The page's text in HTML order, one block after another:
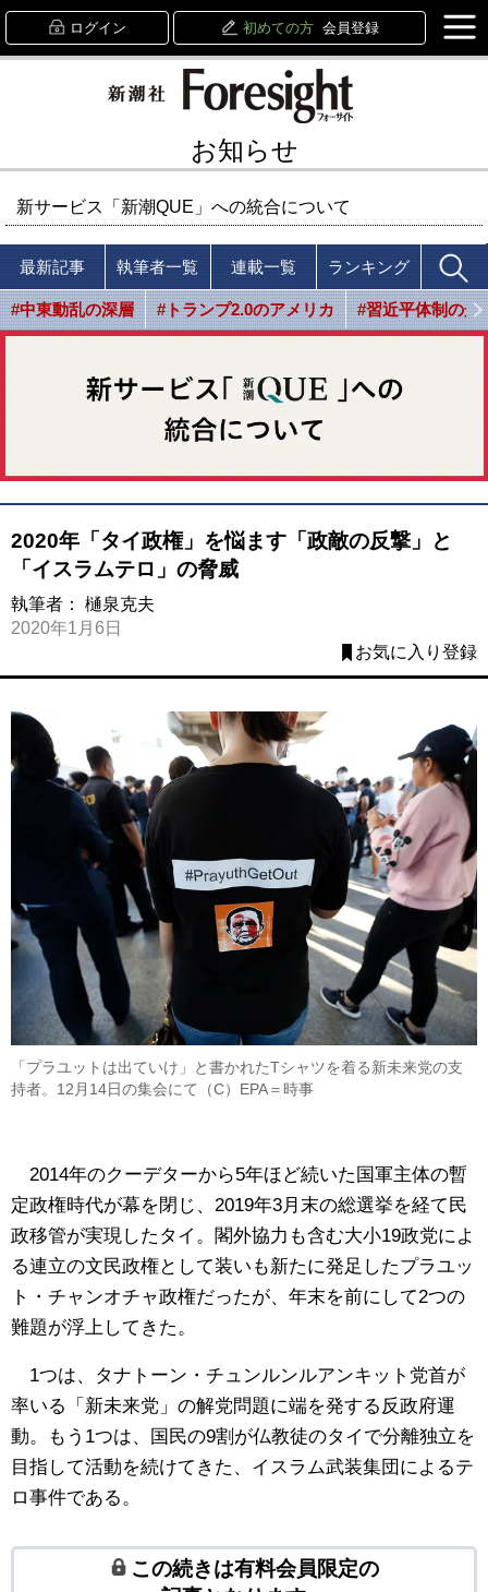
ログイン 初めての方 会員登録
お知らせ
新サービス「新潮QUE」への統合について
最新記事 執筆者一覧 連載一覧 ランキング
#中東動乱の深層 #トランプ2.0のアメリカ #習近平体制の光
2020年「タイ政権」を悩ます「政敵の反撃」と
「イスラムテロ」の脅威
執筆者： 樋泉克夫
2020年1月6日
お気に入り登録
「プラユットは出ていけ」と書かれたTシャツを着る新未来党の支
持者。12月14日の集会にて（C）EPA＝時事
2014年のクーデターから5年ほど続いた国軍主体の暫
定政権時代が幕を閉じ、2019年3月末の総選挙を経て民
政移管が実現したタイ。閣外協力も含む大小19政党によ
る連立の文民政権として装いも新たに発足したプラユッ
ト・チャンオチャ政権だったが、年末を前にして2つの
難題が浮上してきた。
1つは、タナトーン・チュンルンルアンキット党首が
率いる「新未来党」の解党問題に端を発する反政府運
動。もう1つは、国民の9割が仏教徒のタイで分離独立を
目指して活動を続けてきた、イスラム武装集団によるテ
ロ事件である。
この続きは有料会員限定の